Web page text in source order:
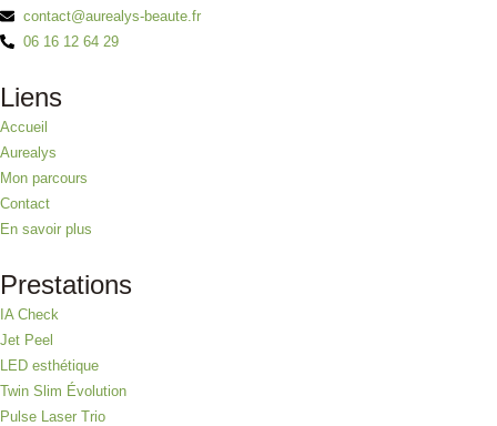
contact@aurealys-beaute.fr
06 16 12 64 29
Liens
Accueil
Aurealys
Mon parcours
Contact
En savoir plus
Prestations
IA Check
Jet Peel
LED esthétique
Twin Slim Évolution
Pulse Laser Trio